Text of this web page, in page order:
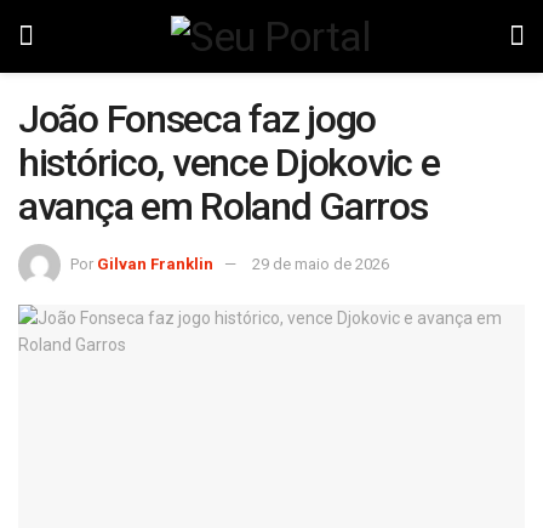
João Fonseca faz jogo
histórico, vence Djokovic e
avança em Roland Garros
Por Gilvan Franklin 29 de maio de 2026